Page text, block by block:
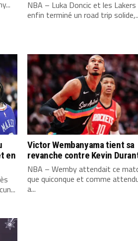
NBA – Luka Doncic et les
enfin terminé un road trip
en
Victor Wembanyama tient sa
revanche contre Kevin
NBA – Wemby attendait ce
que quiconque et comme
a...